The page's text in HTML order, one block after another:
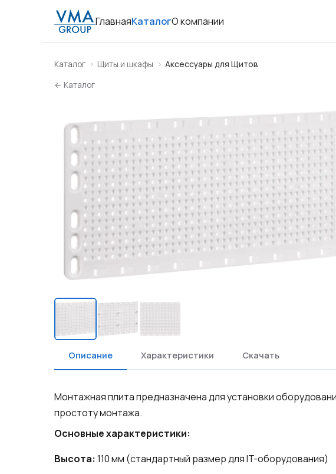
ГлавнаяКаталогО компании
Каталог Щиты и шкафы
Аксессуары для Щитов
← Каталог
Описание Характеристики Скачать
Монтажная плита предназначена для установки
простоту монтажа.
Основные характеристики:
Высота: 110 мм (стандартный размер для IT-оборудования)